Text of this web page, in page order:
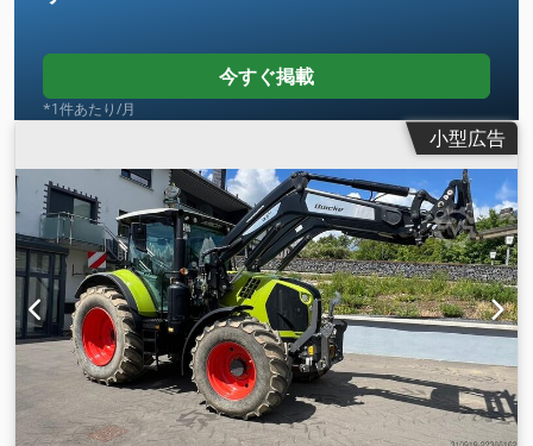
今すぐ掲載
*1件あたり/月
小型広告